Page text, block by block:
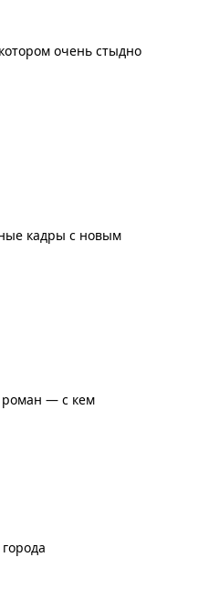
очень стыдно
кадры с новым
роман — с кем